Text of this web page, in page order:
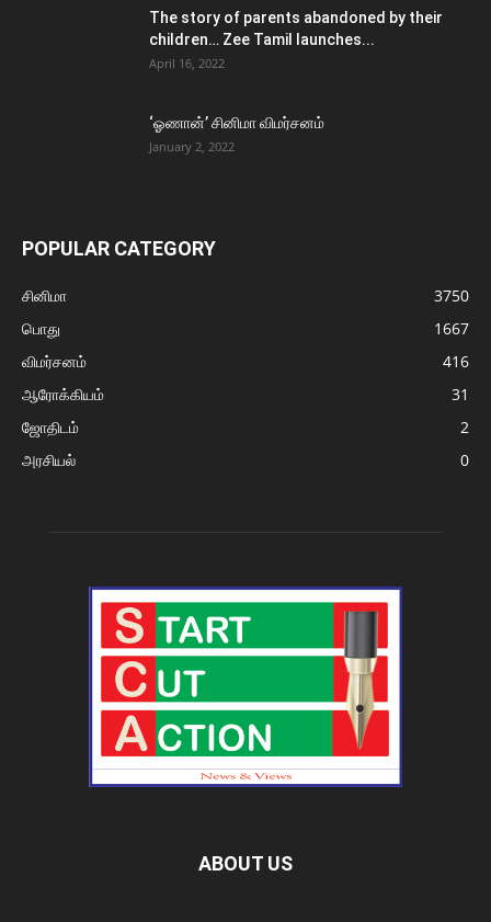
The story of parents abandoned by their
children… Zee Tamil launches...
April 16, 2022
‘ஓணான்’ சினிமா விமர்சனம்
January 2, 2022
POPULAR CATEGORY
சினிமா
3750
பொது
1667
விமர்சனம்
416
ஆரோக்கியம்
31
ஜோதிடம்
2
அரசியல்
0
ABOUT US